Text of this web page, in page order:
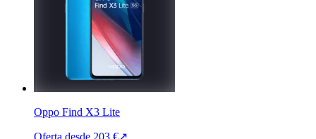
Oppo Find X3 Lite
Oferta desde 203 €↗